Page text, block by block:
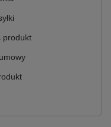
produkt